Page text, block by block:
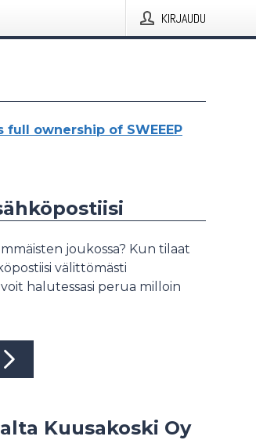
KIRJAUDU
full ownership of SWEEEP
joukossa? Kun tilaat
välittömästi
halutessasi perua milloin
Kuusakoski Oy